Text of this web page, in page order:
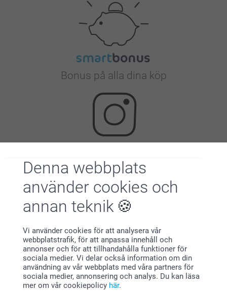
Denna webbplats
använder cookies och
annan teknik
Vi använder cookies för att analysera vår
webbplatstrafik, för att anpassa innehåll och
annonser och för att tillhandahålla funktioner för
sociala medier. Vi delar också information om din
användning av vår webbplats med våra partners för
sociala medier, annonsering och analys. Du kan läsa
mer om vår cookiepolicy här.
Bonus på alla dina köp
Letar du efter inspiration?
Förstklassig kundservice